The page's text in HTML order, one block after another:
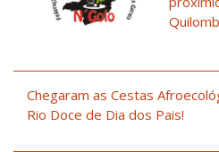
Chegaram as Cestas
Rio Doce de Dia dos Pais!